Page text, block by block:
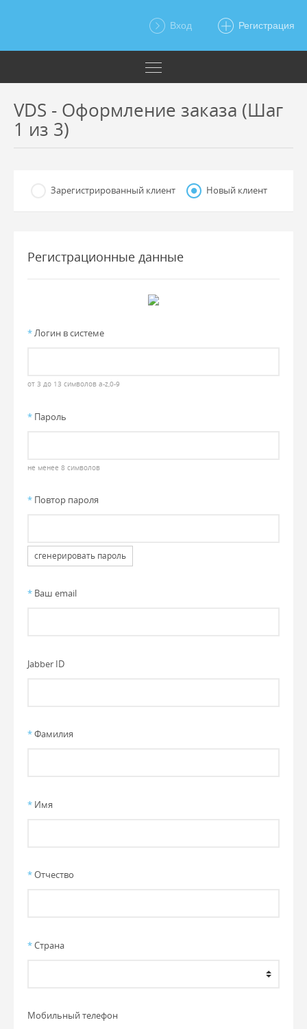
Вход Регистрация
VDS - Оформление заказа (Шаг
1 из 3)
Зарегистрированный клиент Новый клиент
Регистрационные данные
*Логин в системе
от 3 до 13 символов a-z,0-9
* Пароль
не менее 8 символов
* Повтор пароля
сгенерировать пароль
* Ваш email
Jabber ID
*Фамилия
* Имя
*Отчество
*Страна
Мобильный телефон